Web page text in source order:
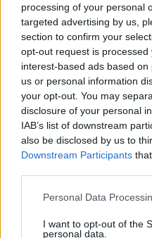
processing of your personal
targeted advertising by us,
section to confirm your
opt-out request is
interest-based ads based
us or personal information
your opt-out. You may
disclosure of your personal
IAB’s list of downstream
also be disclosed by us to
Downstream Participants
Personal Data
I want to opt-out of the
personal data.